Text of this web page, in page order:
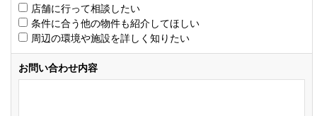
店舗に行って相談したい
条件に合う他の物件も紹介してほしい
周辺の環境や施設を詳しく知りたい
お問い合わせ内容